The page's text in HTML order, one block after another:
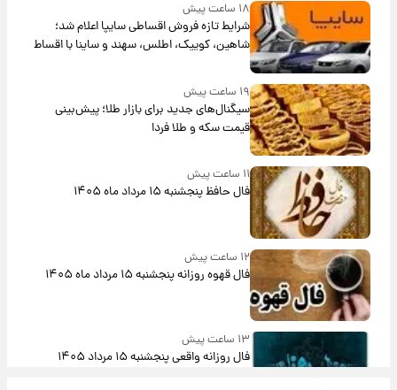
۱۸ ساعت پیش
شرایط تازه فروش اقساطی سایپا اعلام شد؛
شاهین، کوییک، اطلس، سهند و ساینا با اقساط
بلندمدت + جدول
۱۹ ساعت پیش
سیگنال‌های جدید برای بازار طلا؛ پیش‌بینی
قیمت سکه و طلا فردا
۱۱ ساعت پیش
فال حافظ پنجشنبه ۱۵ مرداد ماه ۱۴۰۵
۱۲ ساعت پیش
فال قهوه روزانه پنجشنبه ۱۵ مرداد ماه ۱۴۰۵
۱۳ ساعت پیش
فال روزانه واقعی پنجشنبه ۱۵ مرداد ۱۴۰۵